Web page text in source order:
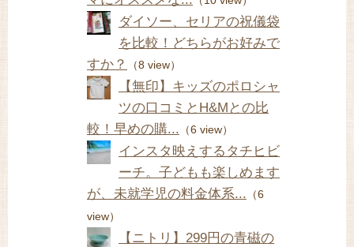
ダイソー、セリアの祝儀袋
を比較！どちらがお好みで
すか？
（8 view）
【無印】キッズのポロシャ
ツの口コミとH&Mとの比
較！早めの購... （6 view）
インスタ映えするタチヒビ
ーチ。子どもも楽しめます
が、未就学児の料金体系... （6
view）
【ニトリ】299円の青磁の